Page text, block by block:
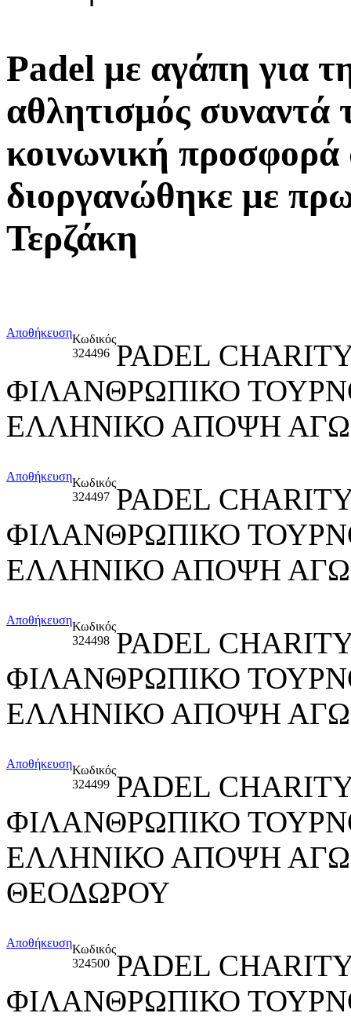
Padel με αγάπη για
αθλητισμός συναντά
κοινωνική
διοργανώθηκε με
Τερζάκη
ΑποθήκευσηΚωδικός
324496 PADEL
ΦΙΛΑΝΘΡΩΠΙΚΟ
ΕΛΛΗΝΙΚΟ ΑΠΟΨΗ
ΑποθήκευσηΚωδικός
324497 PADEL
ΦΙΛΑΝΘΡΩΠΙΚΟ
ΕΛΛΗΝΙΚΟ ΑΠΟΨΗ
ΑποθήκευσηΚωδικός
324498 PADEL
ΦΙΛΑΝΘΡΩΠΙΚΟ
ΕΛΛΗΝΙΚΟ ΑΠΟΨΗ
ΑποθήκευσηΚωδικός
324499 PADEL
ΦΙΛΑΝΘΡΩΠΙΚΟ
ΕΛΛΗΝΙΚΟ ΑΠΟΨΗ
ΘΕΟΔΩΡΟΥ
ΑποθήκευσηΚωδικός
324500 PADEL
ΦΙΛΑΝΘΡΩΠΙΚΟ